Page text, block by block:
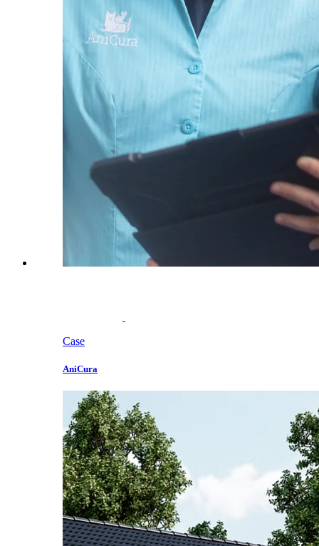
Case
AniCura